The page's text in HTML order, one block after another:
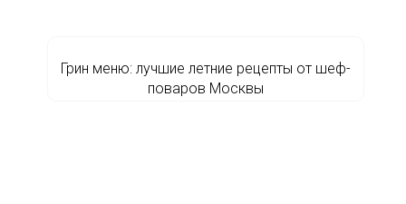
Грин меню: лучшие летние рецепты от шеф-
поваров Москвы